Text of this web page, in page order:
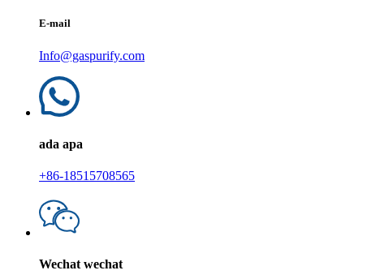
E-mail
Info@gaspurify.com
ada apa
+86-18515708565
Wechat wechat